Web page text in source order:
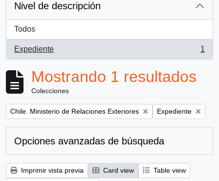
Nivel de descripción
Todos
Expediente
, 1 resultados
1
Mostrando 1 resultados
Colecciones
Remove filter:
Chile. Ministerio de Relaciones Exteriores Remove filter:
Expediente
Opciones avanzadas de búsqueda
Imprimir vista previa Card view
Table view